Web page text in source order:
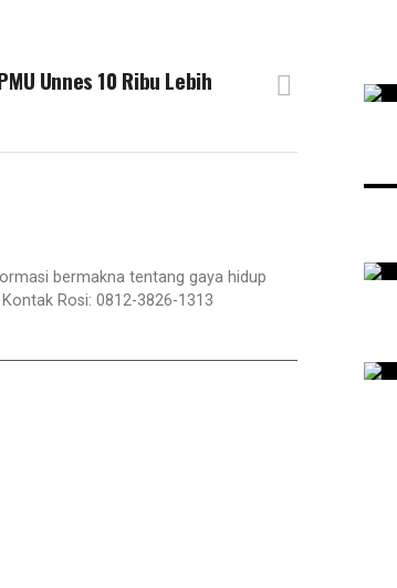
Unnes 10 Ribu Lebih
bermakna tentang gaya hidup
Rosi: 0812-3826-1313